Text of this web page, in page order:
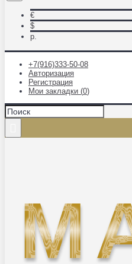
€
$
р.
+7(916)333-50-08
Авторизация
Регистрация
Мои закладки (0)